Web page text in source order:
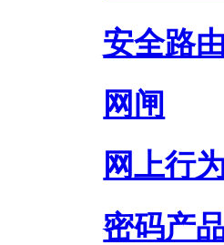
安全路
网闸
网上行
密码产